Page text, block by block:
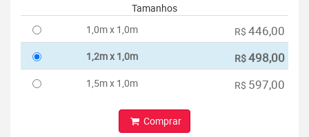
Tamanhos
1,0m x 1,0m
R$ 446,00
1,2m x 1,0m R$498,00
1,5m x 1,0m R$ 597,00
Comprar